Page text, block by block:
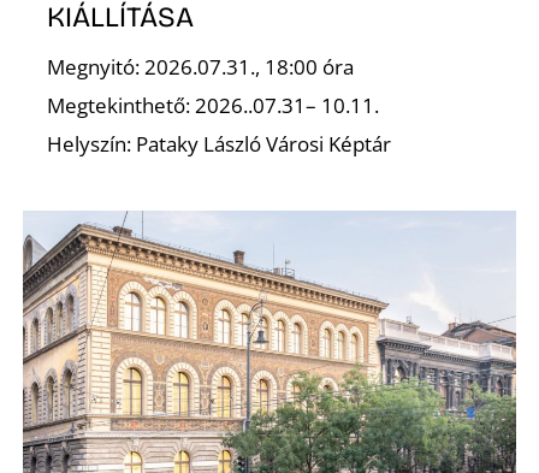
KIÁLLÍTÁSA
Megnyitó: 2026.07.31., 18:00 óra
Megtekinthető: 2026..07.31– 10.11.
Helyszín: Pataky László Városi Képtár